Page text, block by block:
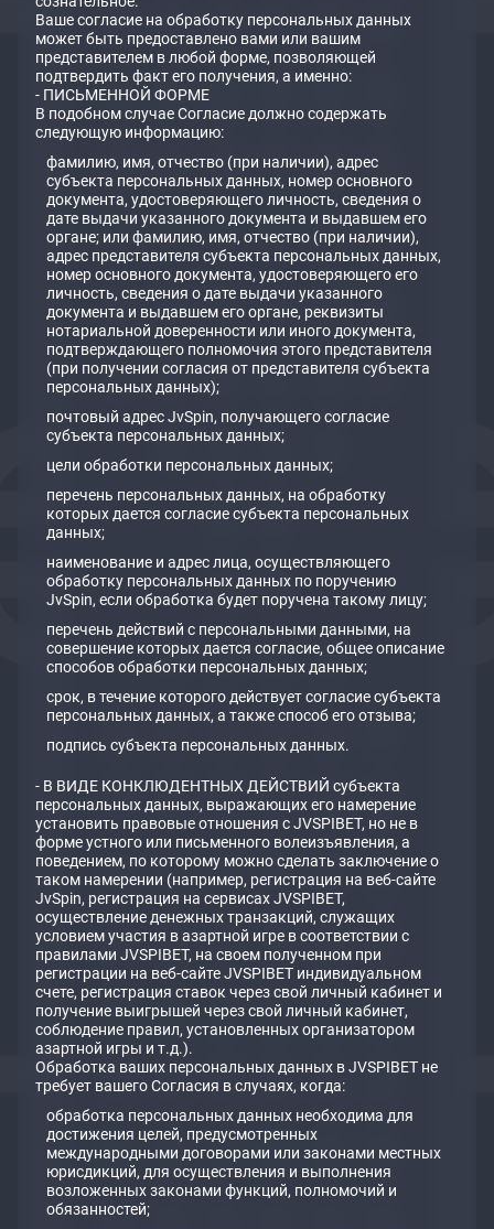
Ваше согласие на обработку персональных данных
может быть предоставлено вами или вашим
представителем в любой форме, позволяющей
подтвердить факт его получения, а именно:
- ПИСЬМЕННОЙ ФОРМЕ
В подобном случае Согласие должно содержать
следующую информацию:
фамилию, имя, отчество (при наличии), адрес
субъекта персональных данных, номер основного
документа, удостоверяющего личность, сведения о
дате выдачи указанного документа и выдавшем его
органе; или фамилию, имя, отчество (при наличии),
адрес представителя субъекта персональных данных,
номер основного документа, удостоверяющего его
личность, сведения о дате выдачи указанного
документа и выдавшем его органе, реквизиты
нотариальной доверенности или иного документа,
подтверждающего полномочия этого представителя
(при получении согласия от представителя субъекта
персональных данных);
почтовый адрес JvSpin, получающего согласие
субъекта персональных данных;
цели обработки персональных данных;
перечень персональных данных, на обработку
которых дается согласие субъекта персональных
данных;
наименование и адрес лица, осуществляющего
обработку персональных данных по поручению
JvSpin, если обработка будет поручена такому лицу;
перечень действий с персональными данными, на
совершение которых дается согласие, общее описание
способов обработки персональных данных;
срок, в течение которого действует согласие субъекта
персональных данных, а также способ его отзыва;
подпись субъекта персональных данных.
- В ВИДЕ КОНКЛЮДЕНТНЫХ ДЕЙСТВИЙ субъекта
персональных данных, выражающих его намерение
установить правовые отношения с JVSPIBET, но не в
форме устного или письменного волеизъявления, а
поведением, по которому можно сделать заключение о
таком намерении (например, регистрация на веб-сайте
JvSpin, регистрация на сервисах JVSPIBET,
осуществление денежных транзакций, служащих
условием участия в азартной игре в соответствии с
правилами JVSPIBET, на своем полученном при
регистрации на веб-сайте JVSPIBET индивидуальном
счете, регистрация ставок через свой личный кабинет и
получение выигрышей через свой личный кабинет,
соблюдение правил, установленных организатором
азартной игры и т.д.).
Обработка ваших персональных данных в JVSPIBET не
требует вашего Согласия в случаях, когда:
обработка персональных данных необходима для
достижения целей, предусмотренных
международными договорами или законами местных
юрисдикций, для осуществления и выполнения
возложенных законами функций, полномочий и
обязанностей;